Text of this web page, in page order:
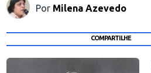
Por Milena Azevedo
COMPARTILHE